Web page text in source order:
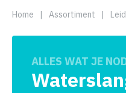
Home | Assortiment |
ALLES WAT JE